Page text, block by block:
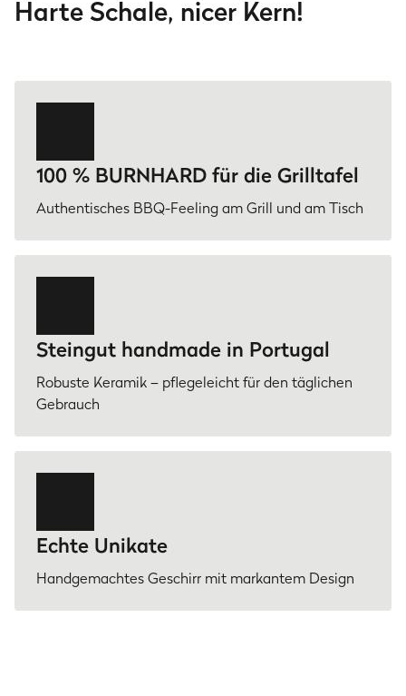
Harte Schale, nicer Kern!
100 % BURNHARD für die Grilltafel
Authentisches BBQ-Feeling am Grill und am Tisch
Steingut handmade in Portugal
Robuste Keramik – pflegeleicht für den täglichen
Gebrauch
Echte Unikate
Handgemachtes Geschirr mit markantem Design